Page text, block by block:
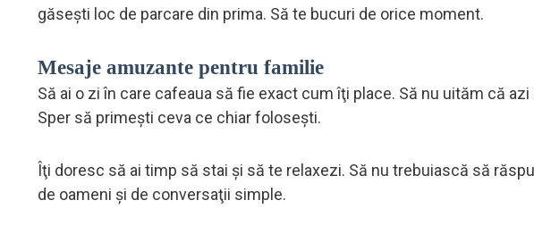
găseşti loc de parcare din prima. Să te bucuri de orice moment.
Mesaje amuzante pentru familie
Să ai o zi în care cafeaua să fie exact cum îţi place. Să nu uităm că
Sper să primeşti ceva ce chiar foloseşti.
Îţi doresc să ai timp să stai şi să te relaxezi. Să nu trebuiască să
de oameni şi de conversaţii simple.